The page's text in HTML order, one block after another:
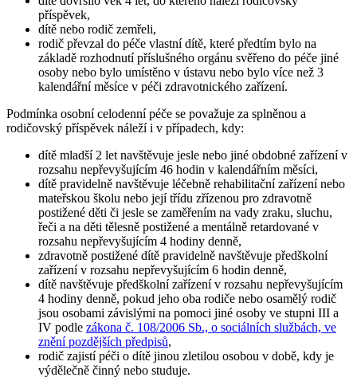
příspěvek,
dítě nebo rodič zemřeli,
rodič převzal do péče vlastní dítě, které předtím bylo na
základě rozhodnutí příslušného orgánu svěřeno do péče jiné
osoby nebo bylo umístěno v ústavu nebo bylo více než 3
kalendářní měsíce v péči zdravotnického zařízení.
Podmínka osobní celodenní péče se považuje za splněnou a
rodičovský příspěvek náleží i v případech, kdy:
dítě mladší 2 let navštěvuje jesle nebo jiné obdobné zařízení v
rozsahu nepřevyšujícím 46 hodin v kalendářním měsíci,
dítě pravidelně navštěvuje léčebně rehabilitační zařízení nebo
mateřskou školu nebo její třídu zřízenou pro zdravotně
postižené děti či jesle se zaměřením na vady zraku, sluchu,
řeči a na děti tělesně postižené a mentálně retardované v
rozsahu nepřevyšujícím 4 hodiny denně,
zdravotně postižené dítě pravidelně navštěvuje předškolní
zařízení v rozsahu nepřevyšujícím 6 hodin denně,
dítě navštěvuje předškolní zařízení v rozsahu nepřevyšujícím
4 hodiny denně, pokud jeho oba rodiče nebo osamělý rodič
jsou osobami závislými na pomoci jiné osoby ve stupni III a
IV podle zákona č. 108/2006 Sb., o sociálních službách, ve
znění pozdějších předpisů,
rodič zajistí péči o dítě jinou zletilou osobou v době, kdy je
výdělečně činný nebo studuje.